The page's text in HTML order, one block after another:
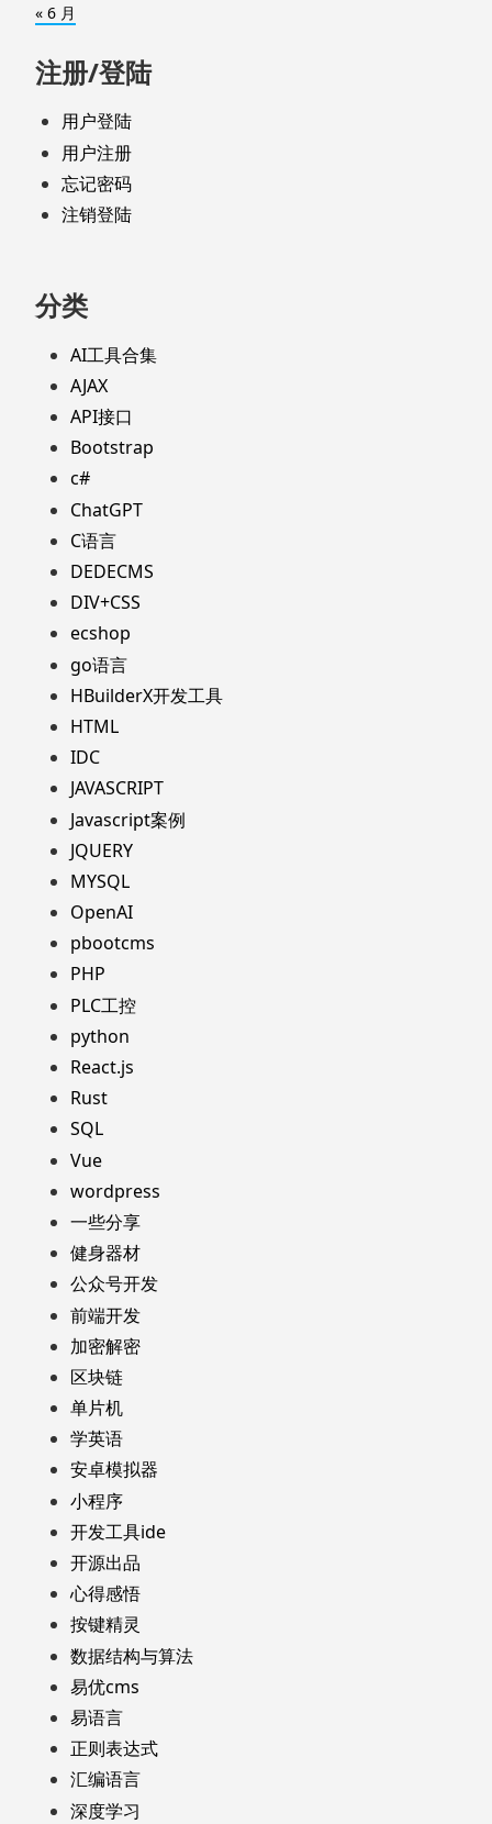
« 6 月
注册/登陆
用户登陆
用户注册
忘记密码
注销登陆
分类
AI工具合集
AJAX
API接口
Bootstrap
c#
ChatGPT
C语言
DEDECMS
DIV+CSS
ecshop
go语言
HBuilderX开发工具
HTML
IDC
JAVASCRIPT
Javascript案例
JQUERY
MYSQL
OpenAI
pbootcms
PHP
PLC工控
python
React.js
Rust
SQL
Vue
wordpress
一些分享
健身器材
公众号开发
前端开发
加密解密
区块链
单片机
学英语
安卓模拟器
小程序
开发工具ide
开源出品
心得感悟
按键精灵
数据结构与算法
易优cms
易语言
正则表达式
汇编语言
深度学习